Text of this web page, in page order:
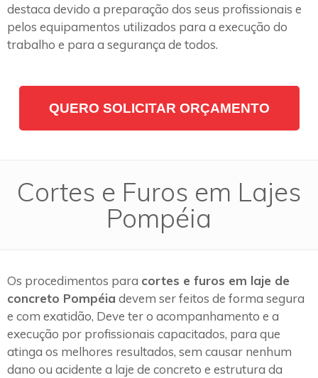
destaca devido a preparação dos seus profissionais e
pelos equipamentos utilizados para a execução do
trabalho e para a segurança de todos.
QUERO SOLICITAR ORÇAMENTO
Cortes e Furos em Lajes
Pompéia
Os procedimentos para cortes e furos em laje de
concreto Pompéia devem ser feitos de forma segura
e com exatidão, Deve ter o acompanhamento e a
execução por profissionais capacitados, para que
atinga os melhores resultados, sem causar nenhum
dano ou acidente a laje de concreto e estrutura da